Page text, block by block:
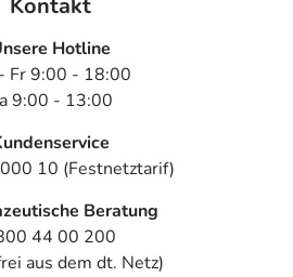
Kontakt
Hotline
Fr 9:00 - 18:00
9:00 - 13:00
10 (Festnetztarif)
Beratung
44 00 200
aus dem dt. Netz)